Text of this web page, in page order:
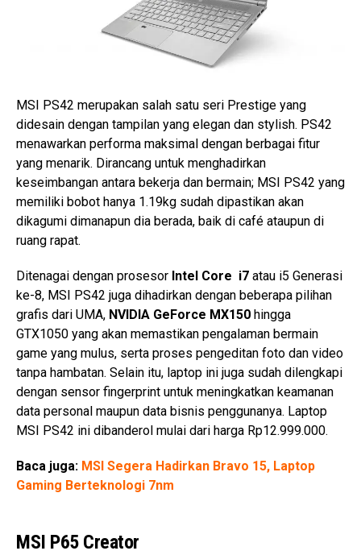
MSI PS42 merupakan salah satu seri Prestige yang
didesain dengan tampilan yang elegan dan stylish. PS42
menawarkan performa maksimal dengan berbagai fitur
yang menarik. Dirancang untuk menghadirkan
keseimbangan antara bekerja dan bermain; MSI PS42 yang
memiliki bobot hanya 1.19kg sudah dipastikan akan
dikagumi dimanapun dia berada, baik di café ataupun di
ruang rapat.
Ditenagai dengan prosesor Intel Core i7 atau i5 Generasi
ke-8, MSI PS42 juga dihadirkan dengan beberapa pilihan
grafis dari UMA, NVIDIA GeForce MX150 hingga
GTX1050 yang akan memastikan pengalaman bermain
game yang mulus, serta proses pengeditan foto dan video
tanpa hambatan. Selain itu, laptop ini juga sudah dilengkapi
dengan sensor fingerprint untuk meningkatkan keamanan
data personal maupun data bisnis penggunanya. Laptop
MSI PS42 ini dibanderol mulai dari harga Rp12.999.000.
Baca juga: MSI Segera Hadirkan Bravo 15, Laptop
Gaming Berteknologi 7nm
MSI P65 Creator